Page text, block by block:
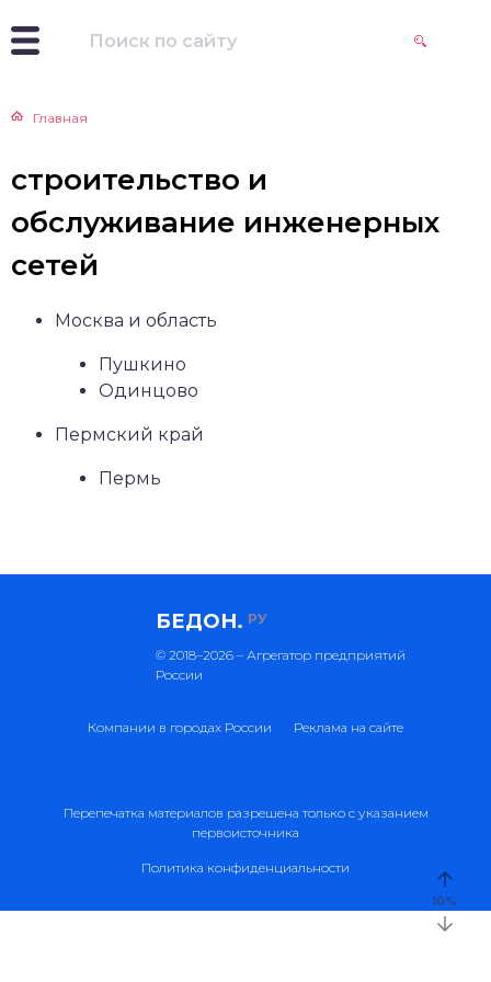
10%
Главная
строительство и
обслуживание инженерных
сетей
Москва и область
Пушкино
Одинцово
Пермский край
Пермь
БЕДОН. РУ
© 2018–2026 – Агрегатор предприятий
России
Компании в городах России Реклама на сайте
Перепечатка материалов разрешена только с указанием
первоисточника
Политика конфиденциальности